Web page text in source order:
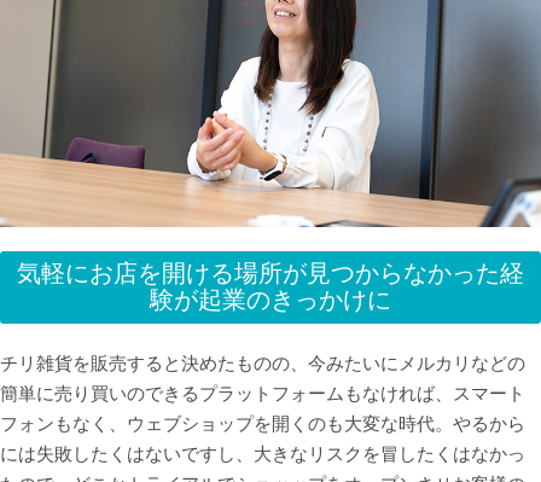
気軽にお店を開ける場所が見つからなかった経
験が起業のきっかけに
チリ雑貨を販売すると決めたものの、今みたいにメルカリなどの
簡単に売り買いのできるプラットフォームもなければ、スマート
フォンもなく、ウェブショップを開くのも大変な時代。やるから
には失敗したくはないですし、大きなリスクを冒したくはなかっ